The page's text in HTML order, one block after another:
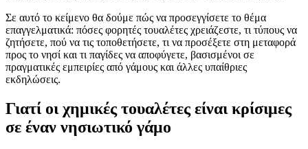
Σε αυτό το κείμενο θα δούμε πώς να προσεγγίσετε το θέμα
επαγγελματικά: πόσες φορητές τουαλέτες χρειάζεστε, τι τύπους να
ζητήσετε, πού να τις τοποθετήσετε, τι να προσέξετε στη μεταφορά
προς το νησί και τι παγίδες να αποφύγετε, βασισμένοι σε
πραγματικές εμπειρίες από γάμους και άλλες υπαίθριες
εκδηλώσεις.
Γιατί οι χημικές τουαλέτες είναι κρίσιμες
σε έναν νησιωτικό γάμο